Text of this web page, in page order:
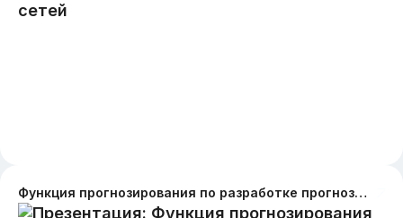
Функция прогнозирования по разработке прогноза социально- экономического